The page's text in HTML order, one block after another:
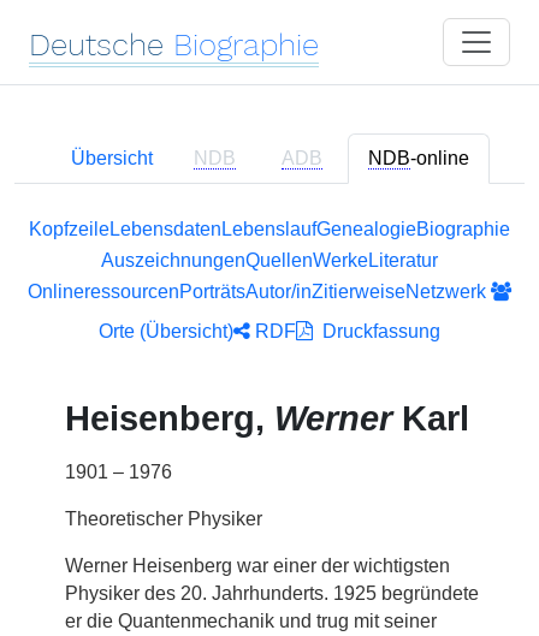
Deutsche Biographie
Übersicht NDB ADB NDB-online
KopfzeileLebensdaten LebenslaufGenealogieBiographie
AuszeichnungenQuellenWerkeLiteratur
OnlineressourcenPorträtsAutor/inZitierweiseNetzwerk
Orte (Übersicht)
RDF Druckfassung
Heisenberg, WernerKarl
1901 – 1976
Theoretischer Physiker
Werner Heisenberg war einer der wichtigsten
Physiker des 20. Jahrhunderts. 1925 begründete
er die Quantenmechanik und trug mit seiner